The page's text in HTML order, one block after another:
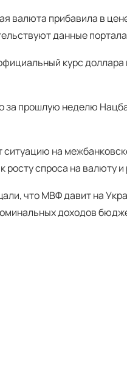
валюта прибавила в
данные
курс доллара
за прошлую неделю
на
спроса на валюту
что МВФ давит на
доходов